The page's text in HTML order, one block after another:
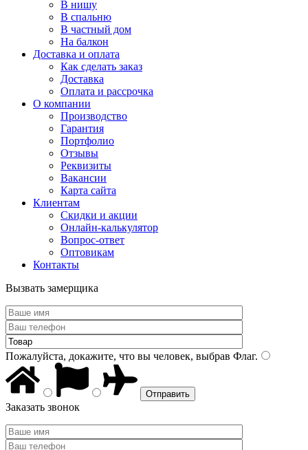
В нишу
В спальню
В частный дом
На балкон
Доставка и оплата
Как сделать заказ
Доставка
Оплата и рассрочка
О компании
Производство
Гарантия
Портфолио
Отзывы
Реквизиты
Вакансии
Карта сайта
Клиентам
Скидки и акции
Онлайн-калькулятор
Вопрос-ответ
Оптовикам
Контакты
Вызвать замерщика
Пожалуйста, докажите, что вы человек, выбрав Флаг.
Заказать звонок